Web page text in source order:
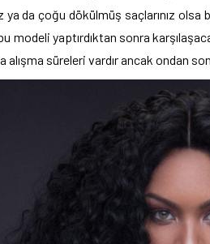
ya da çoğu dökülmüş saçlarınız
modeli yaptırdıktan sonra
alışma süreleri vardır ancak ondan